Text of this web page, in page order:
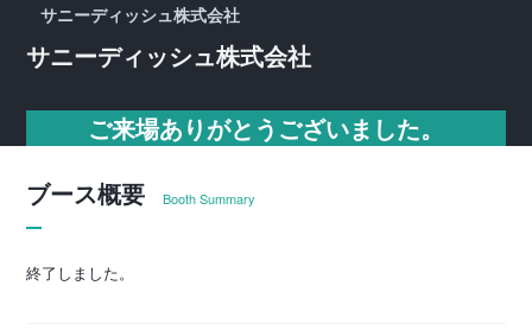
サニーディッシュ株式会社
サニーディッシュ株式会社
ご来場ありがとうございました。
ブース概要
Booth Summary
終了しました。